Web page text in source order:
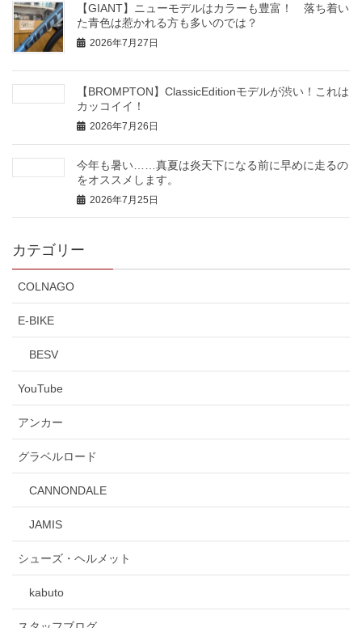
【GIANT】ニューモデルはカラーも豊富！ 落ち着い
た青色は惹かれる方も多いのでは？
2026年7月27日
【BROMPTON】ClassicEditionモデルが渋い！これは
カッコイイ！
2026年7月26日
今年も暑い……真夏は炎天下になる前に早めに走るの
をオススメします。
2026年7月25日
カテゴリー
COLNAGO
E-BIKE
BESV
YouTube
アンカー
グラベルロード
CANNONDALE
JAMIS
シューズ・ヘルメット
kabuto